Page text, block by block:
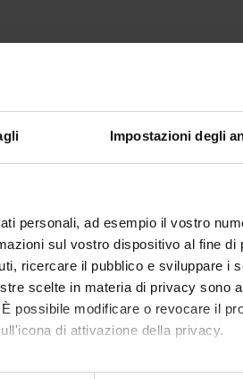
Impostazioni degli
personali, ad esempio il vostro
sul vostro dispositivo al fine di
ricercare il pubblico e sviluppare i
scelte in materia di privacy sono
possibile modificare o revocare il
di attivazione della privacy.